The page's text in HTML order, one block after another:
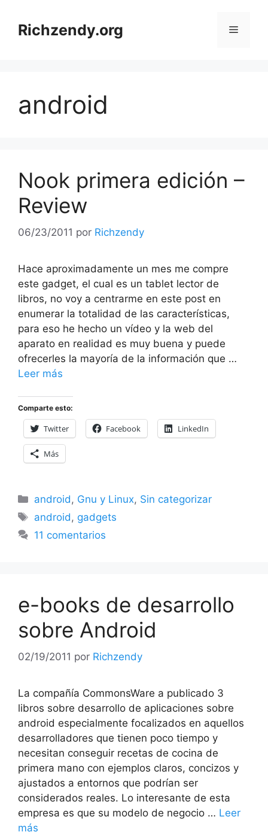
contenido
Richzendy.org Menú
android
Nook primera edición –
Review
06/23/2011 por Richzendy
Hace aproximadamente un mes me compre
este gadget, el cual es un tablet lector de
libros, no voy a centrarme en este post en
enumerar la totalidad de las características,
para eso he hecho un vídeo y la web del
aparato en realidad es muy buena y puede
ofrecerles la mayoría de la información que …
Leer más
Comparte esto:
Twitter Facebook LinkedIn
Más
Categorías
android, Gnu y Linux, Sin categorizar
Etiquetas
android, gadgets
11 comentarios
e-books de desarrollo
sobre Android
02/19/2011 por Richzendy
La compañía CommonsWare a publicado 3
libros sobre desarrollo de aplicaciones sobre
android especialmente focalizados en aquellos
desarrolladores que tienen poco tiempo y
necesitan conseguir recetas de cocina de
primera mano con ejemplos claros, concizos y
ajustados a entornos que podrían ser
considerados reales. Lo interesante de esta
empresa es que su modelo de negocio … Leer
más